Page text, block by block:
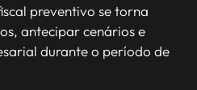
preventivo se torna
antecipar cenários e
durante o período de